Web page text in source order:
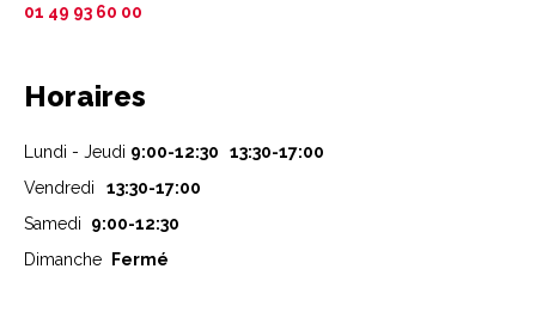
01 49 93 60 00
Horaires
Lundi - Jeudi 9:00-12:30 13:30-17:00
Vendredi
13:30-17:00
Samedi 9:00-12:30
Dimanche
Fermé